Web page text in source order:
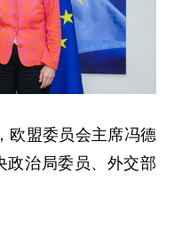
欧盟委员会主席冯德
政治局委员、外交部